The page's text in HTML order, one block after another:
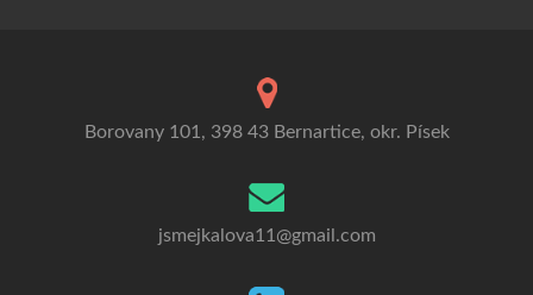
Borovany 101, 398 43 Bernartice, okr. Písek
jsmejkalova11@gmail.com